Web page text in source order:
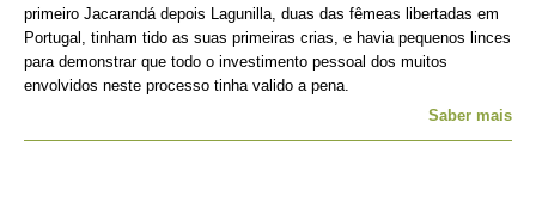
primeiro Jacarandá depois Lagunilla, duas das fêmeas libertadas em
Portugal, tinham tido as suas primeiras crias, e havia pequenos linces
para demonstrar que todo o investimento pessoal dos muitos
envolvidos neste processo tinha valido a pena.
Saber mais